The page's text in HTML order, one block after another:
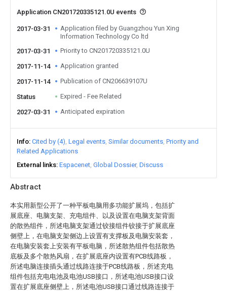
Abstract
本实用新型公开了一种平板电脑用多功能扩展坞，包括扩
展底座、电脑支架、充电组件、以及设置在电脑支架背面
的散热组件，所述电脑支架通过铰接组件铰接于扩展底座
侧壁上，在电脑支架侧边上设置有支撑板及电脑安装套，
在电脑安装套上安装有平板电脑，所述散热组件包括散热
底板及多个散热风扇，在扩展底座内设置有PCB线路板，
所述电脑连接插头通过线路连接于PCB线路板，所述充电
组件包括充电电池及电池USB接口，所述电池USB接口设
置在扩展底座侧壁上，所述电池USB接口通过线路连接于
Application CN201720335121.0U events
2017-03-31
Application filed by Guangzhou Yun Xing
Information Technology Co ltd
2017-03-31
Priority to CN201720335121.0U
2017-11-14 Application granted
2017-11-14 Publication of CN206639107U
Status Expired - Fee Related
2027-03-31 Anticipated expiration
Info Cited by (4) Legal events Similar documents Priority and
Related Applications
External links Espacenet Global Dossier Discuss